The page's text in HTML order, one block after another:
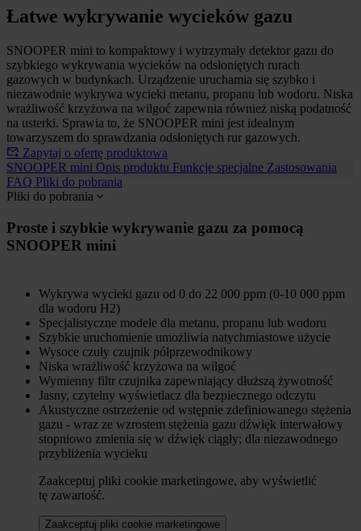
Łatwe wykrywanie wycieków gazu
SNOOPER mini to kompaktowy i wytrzymały detektor gazu do
szybkiego wykrywania wycieków na odsłoniętych rurach
gazowych w budynkach. Urządzenie uruchamia się szybko i
niezawodnie wykrywa wycieki metanu, propanu lub wodoru. Niska
wrażliwość krzyżowa na wilgoć zapewnia również niską podatność
na usterki. Sprawia to, że SNOOPER mini jest idealnym
towarzyszem do sprawdzania odsłoniętych rur gazowych.
Zapytaj o ofertę produktową
SNOOPER mini Opis produktu Funkcje specjalne Zastosowania
FAQ Pliki do pobrania
Pliki do pobrania
Proste i szybkie wykrywanie gazu za pomocą
SNOOPER mini
Wykrywa wycieki gazu od 0 do 22 000 ppm (0-10 000 ppm
dla wodoru H2)
Specjalistyczne modele dla metanu, propanu lub wodoru
Szybkie uruchomienie umożliwia natychmiastowe użycie
Wysoce czuły czujnik półprzewodnikowy
Niska wrażliwość krzyżowa na wilgoć
Wymienny filtr czujnika zapewniający dłuższą żywotność
Jasny, czytelny wyświetlacz dla bezpiecznego odczytu
Akustyczne ostrzeżenie od wstępnie zdefiniowanego stężenia
gazu - wraz ze wzrostem stężenia gazu dźwięk interwałowy
stopniowo zmienia się w dźwięk ciągły; dla niezawodnego
przybliżenia wycieku
Zaakceptuj pliki cookie marketingowe, aby wyświetlić
tę zawartość.
Zaakceptuj pliki cookie marketingowe